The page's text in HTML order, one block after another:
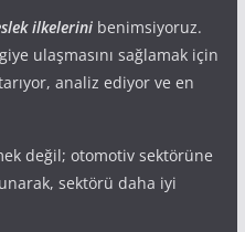
ilkelerinibenimsiyoruz.
ulaşmasını sağlamak için
analiz ediyor ve en
değil; otomotiv sektörüne
sektörü daha iyi